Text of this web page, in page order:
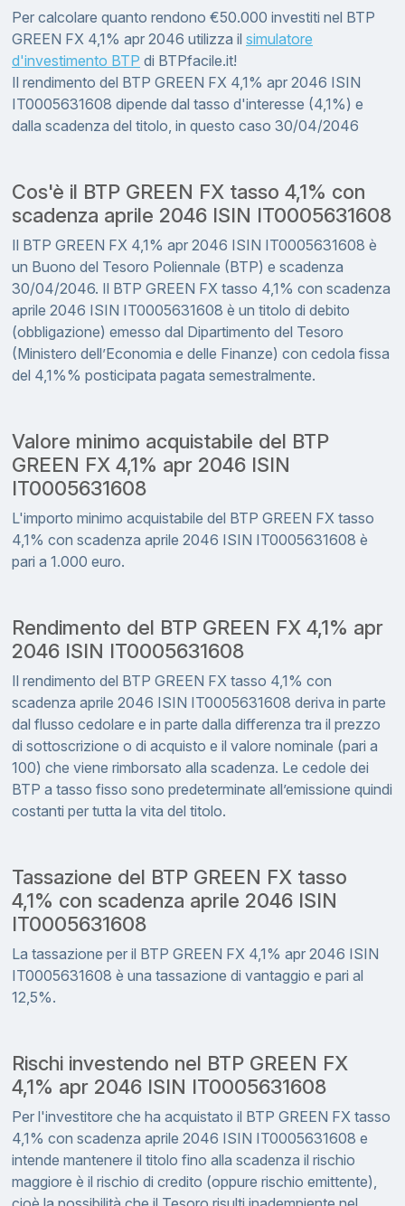
Per calcolare quanto rendono €50.000 investiti nel BTP
GREEN FX 4,1% apr 2046 utilizza il simulatore
d'investimento BTP di BTPfacile.it!
Il rendimento del BTP GREEN FX 4,1% apr 2046 ISIN
IT0005631608 dipende dal tasso d'interesse (4,1%) e
dalla scadenza del titolo, in questo caso 30/04/2046
Cos'è il BTP GREEN FX tasso 4,1% con
scadenza aprile 2046 ISIN IT0005631608
Il BTP GREEN FX 4,1% apr 2046 ISIN IT0005631608 è
un Buono del Tesoro Poliennale (BTP) e scadenza
30/04/2046. Il BTP GREEN FX tasso 4,1% con scadenza
aprile 2046 ISIN IT0005631608 è un titolo di debito
(obbligazione) emesso dal Dipartimento del Tesoro
(Ministero dell’Economia e delle Finanze) con cedola fissa
del 4,1%% posticipata pagata semestralmente.
Valore minimo acquistabile del BTP
GREEN FX 4,1% apr 2046 ISIN
IT0005631608
L'importo minimo acquistabile del BTP GREEN FX tasso
4,1% con scadenza aprile 2046 ISIN IT0005631608 è
pari a 1.000 euro.
Rendimento del BTP GREEN FX 4,1% apr
2046 ISIN IT0005631608
Il rendimento del BTP GREEN FX tasso 4,1% con
scadenza aprile 2046 ISIN IT0005631608 deriva in parte
dal flusso cedolare e in parte dalla differenza tra il prezzo
di sottoscrizione o di acquisto e il valore nominale (pari a
100) che viene rimborsato alla scadenza. Le cedole dei
BTP a tasso fisso sono predeterminate all’emissione quindi
costanti per tutta la vita del titolo.
Tassazione del BTP GREEN FX tasso
4,1% con scadenza aprile 2046 ISIN
IT0005631608
La tassazione per il BTP GREEN FX 4,1% apr 2046 ISIN
IT0005631608 è una tassazione di vantaggio e pari al
12,5%.
Rischi investendo nel BTP GREEN FX
4,1% apr 2046 ISIN IT0005631608
Per l'investitore che ha acquistato il BTP GREEN FX tasso
4,1% con scadenza aprile 2046 ISIN IT0005631608 e
intende mantenere il titolo fino alla scadenza il rischio
maggiore è il rischio di credito (oppure rischio emittente),